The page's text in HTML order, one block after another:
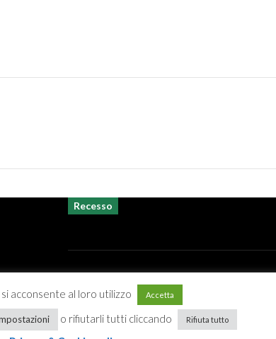
Recesso
Privacy & Cookie policy
acconsente al loro utilizzo Accetta
o rifiutarli tutti cliccando Rifiuta tutto